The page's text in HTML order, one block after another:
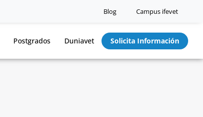
Blog Campus ifevet
Postgrados Duniavet Solicita Información